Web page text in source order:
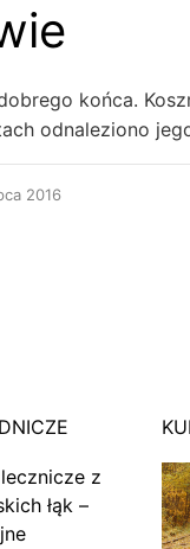
końca.
odnaleziono
2016
z
łąk –